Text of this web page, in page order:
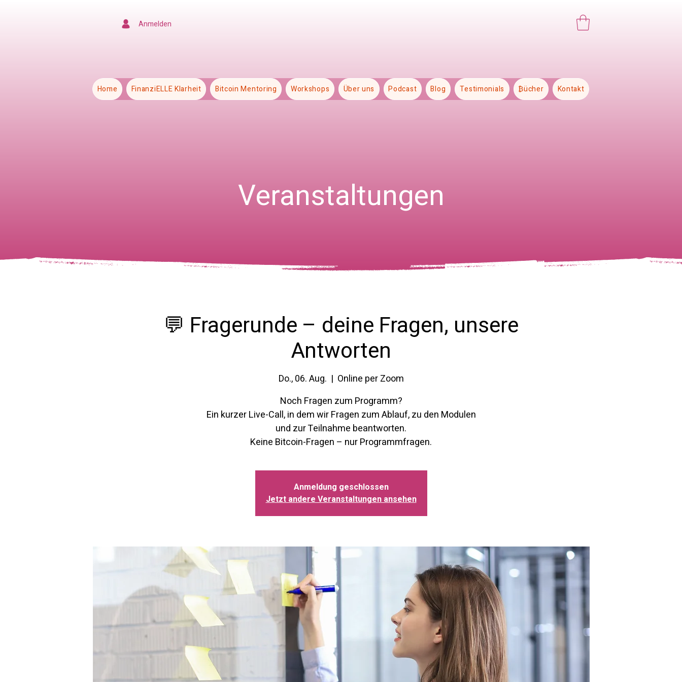
Anmelden
Home FinanziELLE Klarheit Bitcoin Mentoring Workshops Über uns Podcast Blog Testimonials ₿ücher Kontakt
Veranstaltungen
💬 Fragerunde – deine Fragen, unsere
Antworten
Do., 06. Aug.
  |
Online per Zoom
Noch Fragen zum Programm?
Ein kurzer Live-Call, in dem wir Fragen zum Ablauf, zu den Modulen
und zur Teilnahme beantworten.
Keine Bitcoin-Fragen – nur Programmfragen.
Anmeldung geschlossen
Jetzt andere Veranstaltungen ansehen